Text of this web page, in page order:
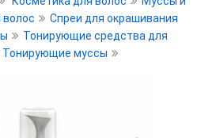
волос
Спреи для окрашивания
Тонирующие средства для
Тонирующие муссы